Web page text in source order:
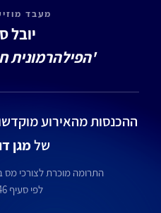
מעבד
יובל
'הפילהרמונית
ההכנסות מהאירוע
שלמגן
התרומה מוכרת לצורכי
לפי סעיף 46 לפקודה.